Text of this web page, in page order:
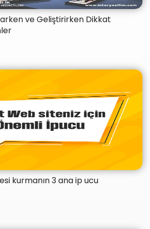
ve Geliştirirken Dikkat
kurmanın 3 ana ip ucu